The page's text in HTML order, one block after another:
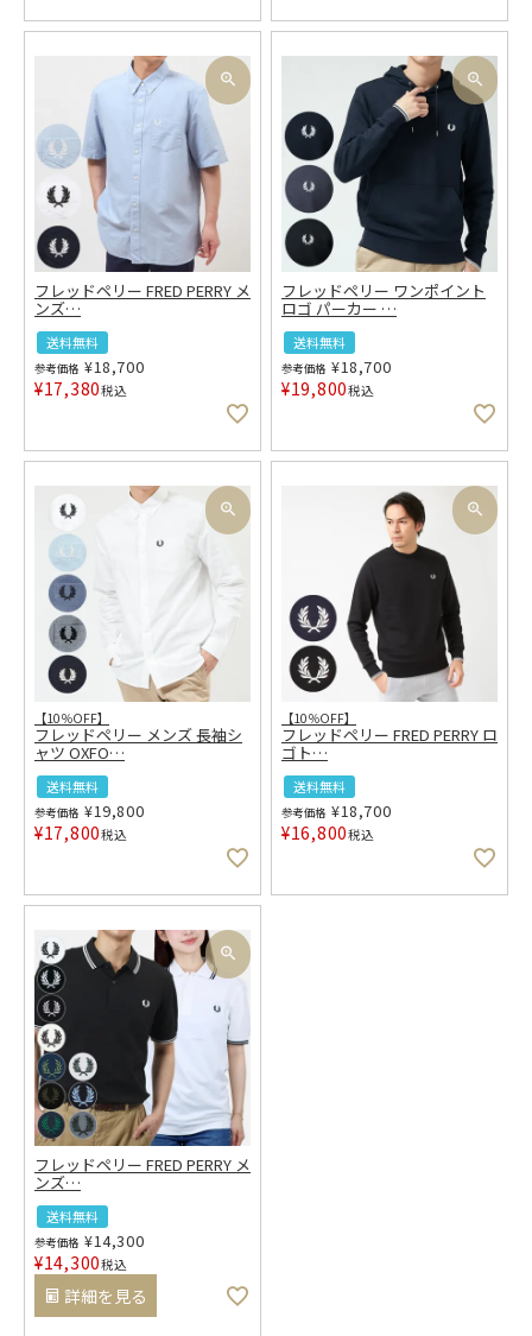
フレッドペリー FRED PERRY メ
ンズ…
送料無料
参考価格 ¥18,700
¥17,380税込
フレッドペリー ワンポイント
ロゴ パーカー …
送料無料
参考価格 ¥18,700
¥19,800税込
【10％OFF】
フレッドペリー メンズ 長袖シ
ャツ OXFO…
送料無料
参考価格 ¥19,800
¥17,800税込
【10％OFF】
フレッドペリー FRED PERRY ロ
ゴト…
送料無料
参考価格 ¥18,700
¥16,800税込
フレッドペリー FRED PERRY メ
ンズ…
送料無料
参考価格 ¥14,300
¥14,300税込
詳細を見る